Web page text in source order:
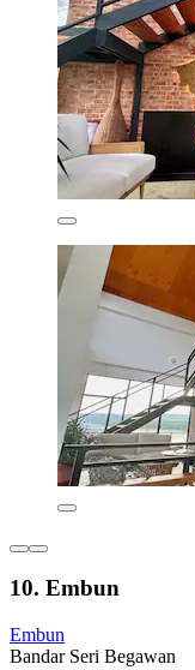
10. Embun
Embun
Bandar Seri Begawan